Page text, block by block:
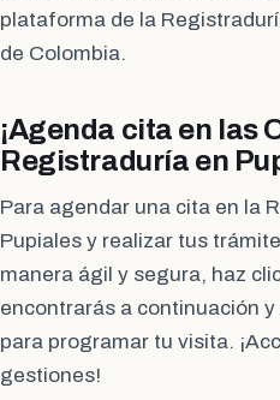
plataforma de la
de Colombia.
¡Agenda cita en las
Registraduría en
Para agendar una cita en la
Pupiales y realizar tus
manera ágil y segura, haz
encontrarás a continuación
para programar tu visita.
gestiones!